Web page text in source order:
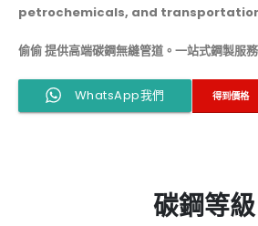
petrochemicals, and
偷偷提供高端碳鋼無縫管道。一站式鋼製服
WhatsApp我們 得到價格
碳鋼等級